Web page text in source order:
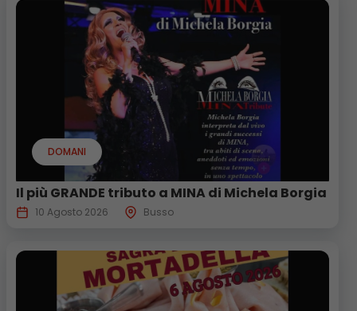
DOMANI
Il più GRANDE tributo a MINA di Michela Borgia
10 Agosto 2026 Busso